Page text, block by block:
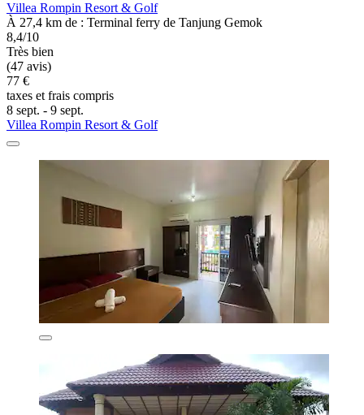
Villea Rompin Resort & Golf
À 27,4 km de : Terminal ferry de Tanjung Gemok
8,4/10
Très bien
(47 avis)
77 €
taxes et frais compris
8 sept. - 9 sept.
Villea Rompin Resort & Golf